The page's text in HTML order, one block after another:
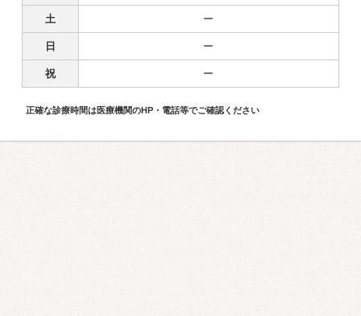
土 ー
日 ー
祝 ー
正確な診療時間は医療機関のHP・電話等でご確認ください